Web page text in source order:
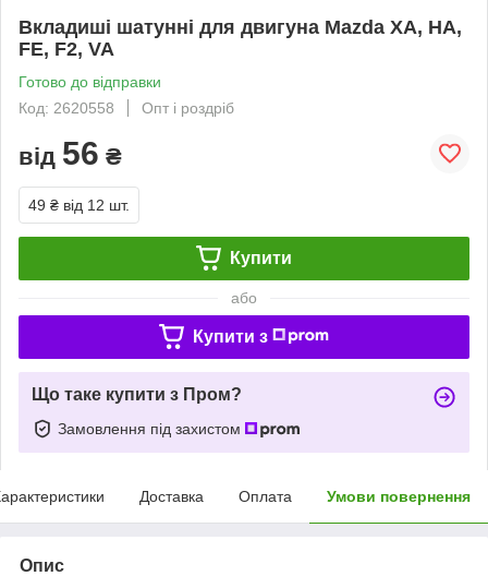
Вкладиші шатунні для двигуна Mazda XA, HA,
FE, F2, VA
Готово до відправки
Код: 2620558
Опт і роздріб
від 56 ₴
49 ₴ від 12 шт.
Купити
або
Купити з
Що таке купити з Пром?
Замовлення під захистом
Доставка Оплата Умови повернення
Опис